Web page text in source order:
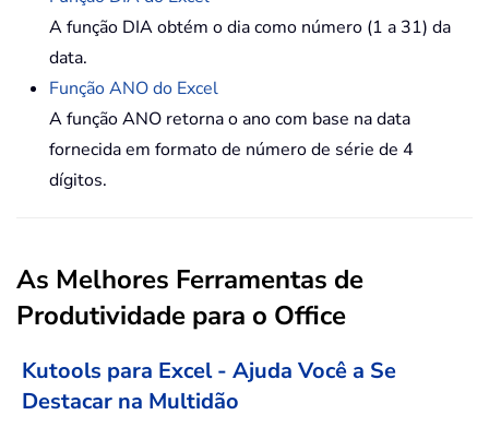
A função DIA obtém o dia como número (1 a 31) da
data.
Função ANO do Excel
A função ANO retorna o ano com base na data
fornecida em formato de número de série de 4
dígitos.
As Melhores Ferramentas de
Produtividade para o Office
Kutools para Excel - Ajuda Você a Se
Destacar na Multidão